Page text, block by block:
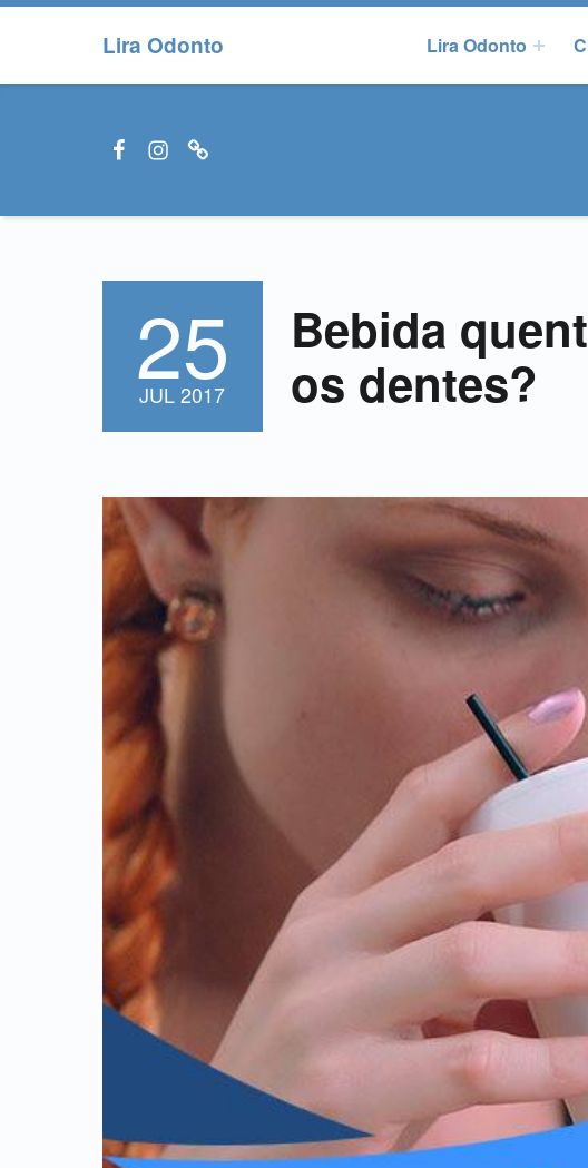
Lira Odonto Lira Odonto
Facebook LiraOdonto
Instagram LiraOdonto
Site LiraOdonto
Bebida
os dentes?
25
JUL 2017